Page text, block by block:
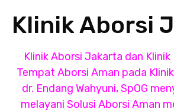
Klinik Aborsi
Klinik Aborsi Jakarta dan
Tempat Aborsi Aman pada
dr. Endang Wahyuni, SpOG
melayani Solusi Aborsi Aman